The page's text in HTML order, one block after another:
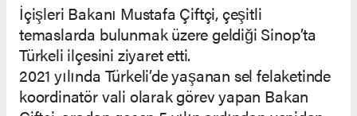
İçişleri Bakanı Mustafa Çiftçi, çeşitli
temaslarda bulunmak üzere geldiği Sinop’ta
Türkeli ilçesini ziyaret etti.
2021 yılında Türkeli’de yaşanan sel felaketinde
koordinatör vali olarak görev yapan Bakan